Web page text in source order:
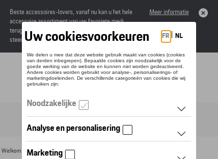
Beste accessoires-lovers, vanaf nu kan u het hele
accessoire assortiment van uw favoriete merk
terugvinden in de online catalogus. Deze kunnen
steeds besteld worden via uw dealer.
Meer informatie
Toggle navigation
Welkom >Voor u >Textiel >